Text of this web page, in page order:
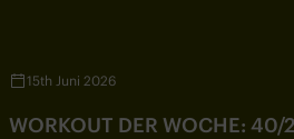
15th Juni 2026
WORKOUT DER WOCHE: 40/